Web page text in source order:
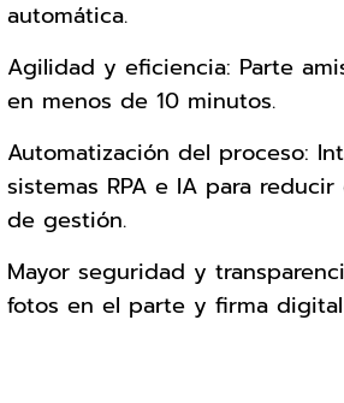
automática.
Agilidad y eficiencia: Parte
en menos de 10 minutos.
Automatización del proceso:
sistemas RPA e IA para
de gestión.
Mayor seguridad y
fotos en el parte y firma